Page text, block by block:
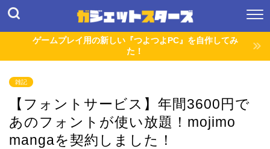
ゲームプレイ用の新しい『つよつよPC』を自作してみ
た！
雑記
【フォントサービス】年間3600円で
あのフォントが使い放題！mojimo
mangaを契約しました！